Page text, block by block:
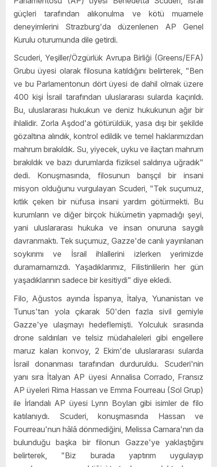
güçleri tarafından alıkonulma ve kötü muamele
deneyimlerini Strazburg'da düzenlenen AP Genel
Kurulu oturumunda dile getirdi.
Scuderi, Yeşiller/Özgürlük Avrupa Birliği (Greens/EFA)
Grubu üyesi olarak filosuna katıldığını belirterek, "Ben
ve bu Parlamentonun dört üyesi de dahil olmak üzere
400 kişi İsrail tarafından uluslararası sularda kaçırıldı.
Bu, uluslararası hukukun ve deniz hukukunun ağır bir
ihlalidir. Zorla Aşdod'a götürüldük, yasa dışı bir şekilde
gözaltına alındık, kontrol edildik ve temel haklarımızdan
mahrum bırakıldık. Su, yiyecek, uyku ve ilaçtan mahrum
bırakıldık ve bazı durumlarda fiziksel saldırıya uğradık"
dedi. Konuşmasında, filosunun barışçıl bir insani
misyon olduğunu vurgulayan Scuderi, "Tek suçumuz,
kıtlık çeken bir nüfusa insani yardım götürmekti. Bu
kurumların ve diğer birçok hükümetin yapmadığı şeyi,
yani uluslararası hukuka ve insan onuruna saygılı
davranmaktı. Tek suçumuz, Gazze'de canlı yayınlanan
soykırımı ve İsrail ihlallerini izlerken yerimizde
duramamamızdı. Yaşadıklarımız, Filistinlilerin her gün
yaşadıklarının sadece bir kesitiydi" diye ekledi.
Filo, Ağustos ayında İspanya, İtalya, Yunanistan ve
Tunus'tan yola çıkarak 50'den fazla sivil gemiyle
Gazze'ye ulaşmayı hedeflemişti. Yolculuk sırasında
drone saldırıları ve telsiz müdahaleleri gibi engellere
maruz kalan konvoy, 2 Ekim'de uluslararası sularda
İsrail donanması tarafından durduruldu. Scuderi'nin
yanı sıra İtalyan AP üyesi Annalisa Corrado, Fransız
AP üyeleri Rima Hassan ve Emma Fourreau (Sol Grup)
ile İrlandalı AP üyesi Lynn Boylan gibi isimler de filo
katılanıydı. Scuderi, konuşmasında Hassan ve
Fourreau'nun hâlâ dönmediğini, Melissa Camara'nın da
bulunduğu başka bir filonun Gazze'ye yaklaştığını
belirterek, "Biz burada yaptırım uygulayıp